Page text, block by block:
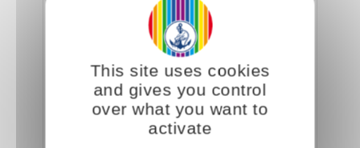
Le jour où nous aurons appris à manger
consciemment, nous saurons déchiffrer tout ce
que le Créateur nous dit à travers la nourriture.
This site uses cookies
and gives you control
over what you want to
activate